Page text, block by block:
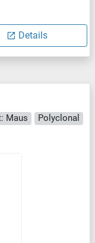
Details
Maus
Polyclonal